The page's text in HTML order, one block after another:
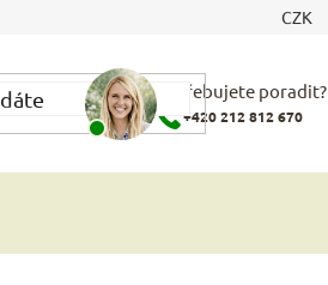
CZK
Potřebujete poradit?
+420 212 812 670